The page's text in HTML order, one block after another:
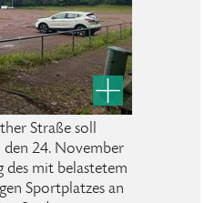
Straße soll
24. November
des mit belastetem
Sportplatzes an